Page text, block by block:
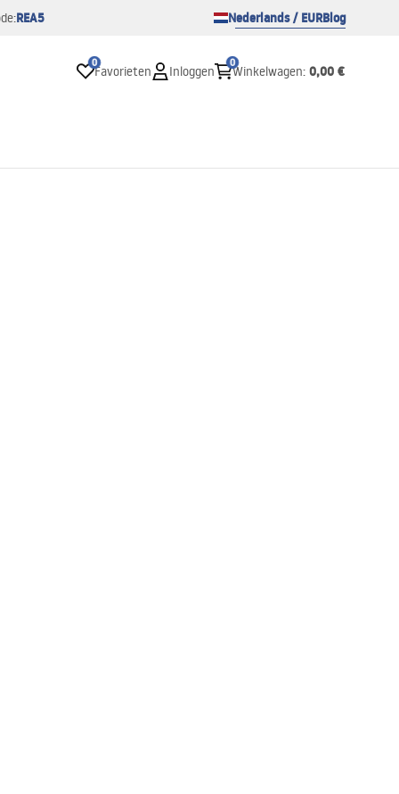
REA5 Nederlands / EURBlog
0
Favorieten Inloggen
0
Winkelwagen: 0,00 €